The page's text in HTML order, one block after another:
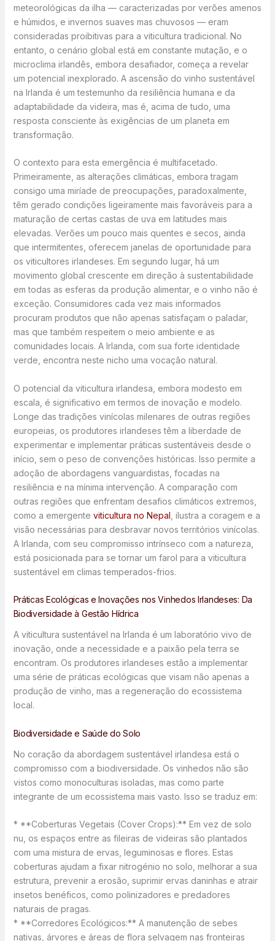
meteorológicas da ilha — caracterizadas por verões amenos
e húmidos, e invernos suaves mas chuvosos — eram
consideradas proibitivas para a viticultura tradicional. No
entanto, o cenário global está em constante mutação, e o
microclima irlandês, embora desafiador, começa a revelar
um potencial inexplorado. A ascensão do vinho sustentável
na Irlanda é um testemunho da resiliência humana e da
adaptabilidade da videira, mas é, acima de tudo, uma
resposta consciente às exigências de um planeta em
transformação.
O contexto para esta emergência é multifacetado.
Primeiramente, as alterações climáticas, embora tragam
consigo uma miríade de preocupações, paradoxalmente,
têm gerado condições ligeiramente mais favoráveis para a
maturação de certas castas de uva em latitudes mais
elevadas. Verões um pouco mais quentes e secos, ainda
que intermitentes, oferecem janelas de oportunidade para
os viticultores irlandeses. Em segundo lugar, há um
movimento global crescente em direção à sustentabilidade
em todas as esferas da produção alimentar, e o vinho não é
exceção. Consumidores cada vez mais informados
procuram produtos que não apenas satisfaçam o paladar,
mas que também respeitem o meio ambiente e as
comunidades locais. A Irlanda, com sua forte identidade
verde, encontra neste nicho uma vocação natural.
O potencial da viticultura irlandesa, embora modesto em
escala, é significativo em termos de inovação e modelo.
Longe das tradições vinícolas milenares de outras regiões
europeias, os produtores irlandeses têm a liberdade de
experimentar e implementar práticas sustentáveis desde o
início, sem o peso de convenções históricas. Isso permite a
adoção de abordagens vanguardistas, focadas na
resiliência e na mínima intervenção. A comparação com
outras regiões que enfrentam desafios climáticos extremos,
como a emergente viticultura no Nepal , ilustra a coragem e a
visão necessárias para desbravar novos territórios vinícolas.
A Irlanda, com seu compromisso intrínseco com a natureza,
está posicionada para se tornar um farol para a viticultura
sustentável em climas temperados-frios.
Práticas Ecológicas e Inovações nos Vinhedos Irlandeses: Da
Biodiversidade à Gestão Hídrica
A viticultura sustentável na Irlanda é um laboratório vivo de
inovação, onde a necessidade e a paixão pela terra se
encontram. Os produtores irlandeses estão a implementar
uma série de práticas ecológicas que visam não apenas a
produção de vinho, mas a regeneração do ecossistema
local.
Biodiversidade e Saúde do Solo
No coração da abordagem sustentável irlandesa está o
compromisso com a biodiversidade. Os vinhedos não são
vistos como monoculturas isoladas, mas como parte
integrante de um ecossistema mais vasto. Isso se traduz em:
* **Coberturas Vegetais (Cover Crops):** Em vez de solo
nu, os espaços entre as fileiras de videiras são plantados
com uma mistura de ervas, leguminosas e flores. Estas
coberturas ajudam a fixar nitrogénio no solo, melhorar a sua
estrutura, prevenir a erosão, suprimir ervas daninhas e atrair
insetos benéficos, como polinizadores e predadores
naturais de pragas.
* **Corredores Ecológicos:** A manutenção de sebes
nativas, árvores e áreas de flora selvagem nas fronteiras